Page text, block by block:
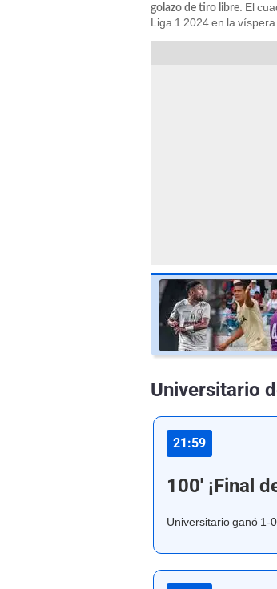
golazo de tiro libre. El
Liga 1 2024 en la
Universitario
21:59
100' ¡Final
Universitario ganó 1-